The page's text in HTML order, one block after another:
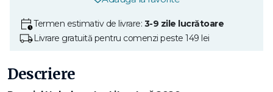
Termen estimativ de livrare: 3-9 zile lucrătoare
Livrare gratuită pentru comenzi peste 149 lei
Descriere